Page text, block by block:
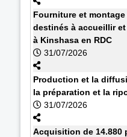
Fourniture et
destinés à accueillir
à Kinshasa en RDC
31/07/2026
Production et la
la préparation et la
31/07/2026
Acquisition de 14.880